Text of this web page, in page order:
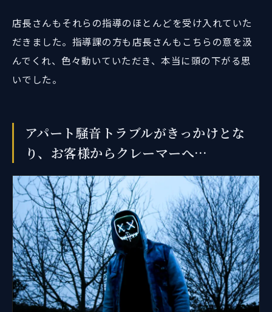
店長さんもそれらの指導のほとんどを受け入れていた
だきました。指導課の方も店長さんもこちらの意を汲
んでくれ、色々動いていただき、本当に頭の下がる思
いでした。
アパート騒音トラブルがきっかけとな
り、お客様からクレーマーへ…